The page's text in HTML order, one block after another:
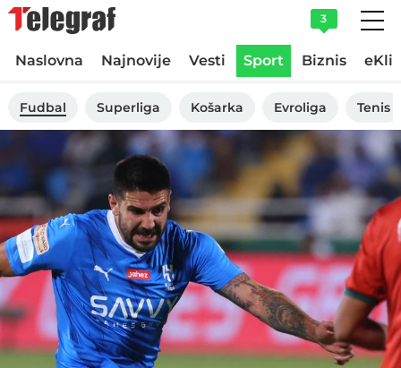
3
Naslovna Najnovije Vesti Sport Biznis
Fudbal Superliga Košarka Evroliga Tenis